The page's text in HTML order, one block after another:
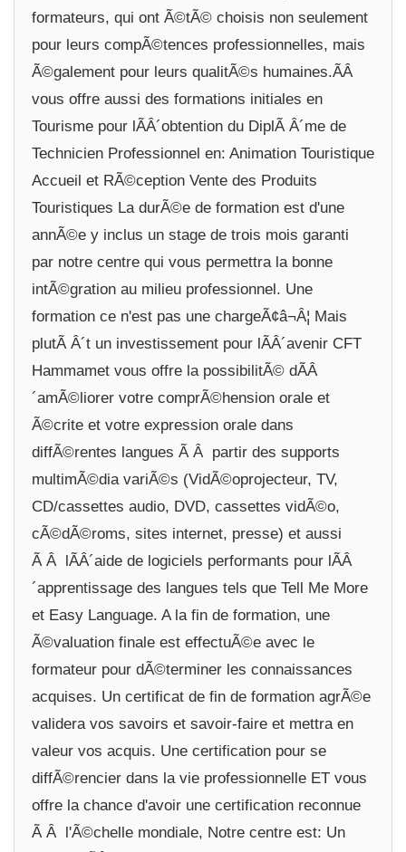
formateurs, qui ont Ã©tÃ© choisis non seulement
pour leurs compÃ©tences professionnelles, mais
Ã©galement pour leurs qualitÃ©s humaines.ÃÂ
vous offre aussi des formations initiales en
Tourisme pour lÃÂ´obtention du DiplÃ Â´me de
Technicien Professionnel en: Animation Touristique
Accueil et RÃ©ception Vente des Produits
Touristiques La durÃ©e de formation est d'une
annÃ©e y inclus un stage de trois mois garanti
par notre centre qui vous permettra la bonne
intÃ©gration au milieu professionnel. Une
formation ce n'est pas une chargeÃ¢â¬Â¦ Mais
plutÃ Â´t un investissement pour lÃÂ´avenir CFT
Hammamet vous offre la possibilitÃ© dÃÂ
´amÃ©liorer votre comprÃ©hension orale et
Ã©crite et votre expression orale dans
diffÃ©rentes langues Ã Â partir des supports
multimÃ©dia variÃ©s (VidÃ©oprojecteur, TV,
CD/cassettes audio, DVD, cassettes vidÃ©o,
cÃ©dÃ©roms, sites internet, presse) et aussi
Ã Â lÃÂ´aide de logiciels performants pour lÃÂ
´apprentissage des langues tels que Tell Me More
et Easy Language. A la fin de formation, une
Ã©valuation finale est effectuÃ©e avec le
formateur pour dÃ©terminer les connaissances
acquises. Un certificat de fin de formation agrÃ©e
validera vos savoirs et savoir-faire et mettra en
valeur vos acquis. Une certification pour se
diffÃ©rencier dans la vie professionnelle ET vous
offre la chance d'avoir une certification reconnue
Ã Â l'Ã©chelle mondiale, Notre centre est: Un